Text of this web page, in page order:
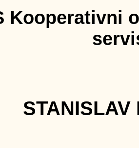
Kooperativni
STANISLAV